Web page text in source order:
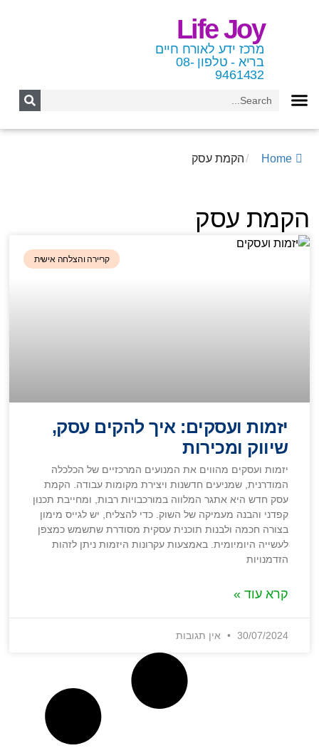
Life Joy
מרכז ידע לאורח חיים
בריא - טלפון 08-
9461432
Home
/הקמת עסק
הקמת עסק
קריירה והצלחה אישית
יזמות ועסקים: איך להקים עסק,
שיווק ומכירות
יזמות ועסקים מהווים את המנועים המרכזיים של הכלכלה
המודרנית, שמניעים חדשנות ויצירת מקומות עבודה. הקמת
עסק חדש היא אתגר המלווה במורכבויות רבות, ומחייבת תכנון
קפדני והבנה מעמיקה של השוק. כדי להצליח, יש לגייס מימון
בצורה חכמה ולבנות תוכנית עסקית מסודרת שתשמש כמצפן
לעשייה היומיומית. באמצעות עקרונות היזמות ניתן לזהות
הזדמנויות
קרא עוד »
30/07/2024 אין תגובות